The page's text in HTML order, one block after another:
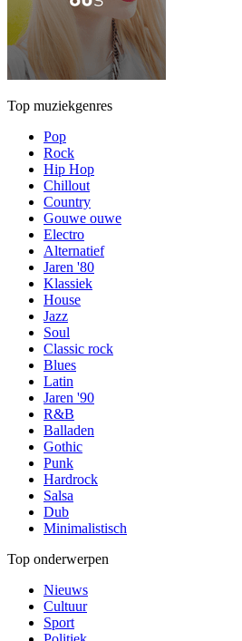
Top muziekgenres
Pop
Rock
Hip Hop
Chillout
Country
Gouwe ouwe
Electro
Alternatief
Jaren '80
Klassiek
House
Jazz
Soul
Classic rock
Blues
Latin
Jaren '90
R&B
Balladen
Gothic
Punk
Hardrock
Salsa
Dub
Minimalistisch
Top onderwerpen
Nieuws
Cultuur
Sport